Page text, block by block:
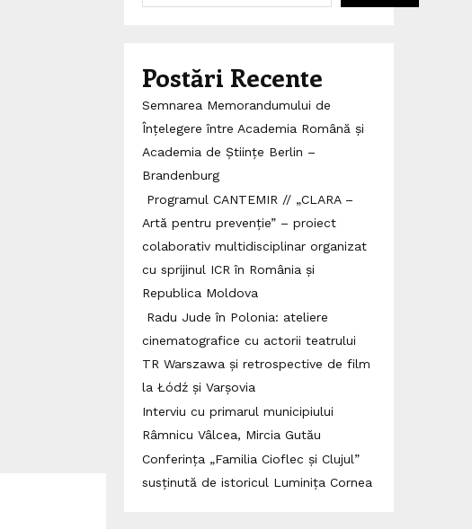
Postări Recente
Semnarea Memorandumului de
Înțelegere între Academia Română și
Academia de Științe Berlin –
Brandenburg
Programul CANTEMIR // „CLARA –
Artă pentru prevenție” – proiect
colaborativ multidisciplinar organizat
cu sprijinul ICR în România și
Republica Moldova
Radu Jude în Polonia: ateliere
cinematografice cu actorii teatrului
TR Warszawa și retrospective de film
la Łódź și Varșovia
Interviu cu primarul municipiului
Râmnicu Vâlcea, Mircia Gutău
Conferința „Familia Cioflec și Clujul”
susținută de istoricul Luminița Cornea